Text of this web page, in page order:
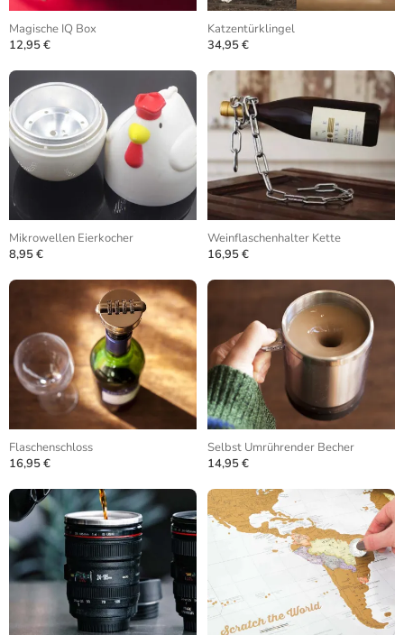
Magische IQ Box
12,95 €
Katzentürklingel
34,95 €
Mikrowellen Eierkocher
8,95 €
Weinflaschenhalter Kette
16,95 €
Flaschenschloss
16,95 €
Selbst Umrührender Becher
14,95 €